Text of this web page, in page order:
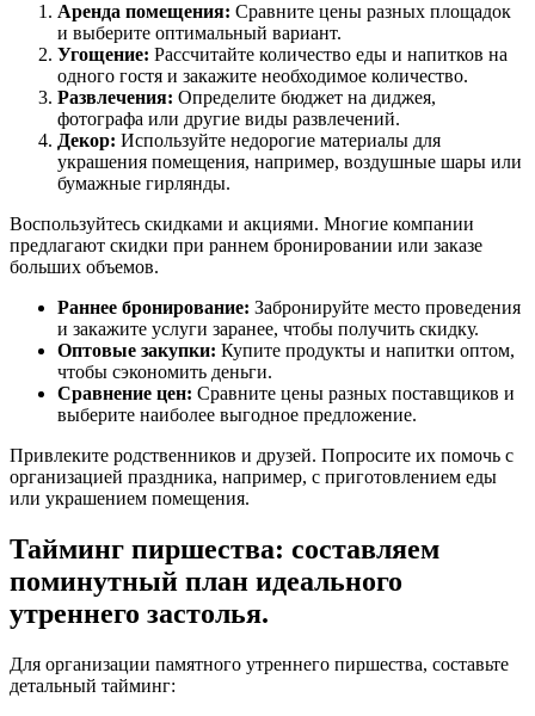
Аренда помещения: Сравните цены разных площадок
и выберите оптимальный вариант.
Угощение: Рассчитайте количество еды и напитков на
одного гостя и закажите необходимое количество.
Развлечения: Определите бюджет на диджея,
фотографа или другие виды развлечений.
Декор: Используйте недорогие материалы для
украшения помещения, например, воздушные шары или
бумажные гирлянды.
Воспользуйтесь скидками и акциями. Многие компании
предлагают скидки при раннем бронировании или заказе
больших объемов.
Раннее бронирование: Забронируйте место проведения
и закажите услуги заранее, чтобы получить скидку.
Оптовые закупки: Купите продукты и напитки оптом,
чтобы сэкономить деньги.
Сравнение цен: Сравните цены разных поставщиков и
выберите наиболее выгодное предложение.
Привлеките родственников и друзей. Попросите их помочь с
организацией праздника, например, с приготовлением еды
или украшением помещения.
Тайминг пиршества: составляем
поминутный план идеального
утреннего застолья.
Для организации памятного утреннего пиршества, составьте
детальный тайминг: